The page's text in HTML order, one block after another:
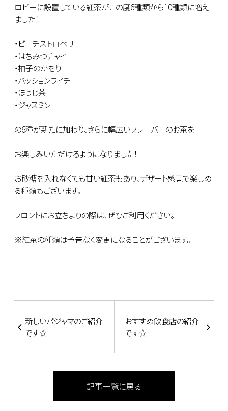
ロビーに設置している紅茶がこの度6種類から10種類に増え
ました！
・ピーチストロベリー
・はちみつチャイ
・柚子のかをり
・パッションライチ
・ほうじ茶
・ジャスミン
の6種が新たに加わり、さらに幅広いフレーバーのお茶を
お楽しみいただけるようになりました！
お砂糖を入れなくても甘い紅茶もあり、デザート感覚で楽しめ
る種類もございます。
フロントにお立ちよりの際は、ぜひご利用ください。
※紅茶の種類は予告なく変更になることがございます。
新しいパジャマのご紹介
です☆
おすすめ飲食店の紹介
です☆
記事一覧に戻る